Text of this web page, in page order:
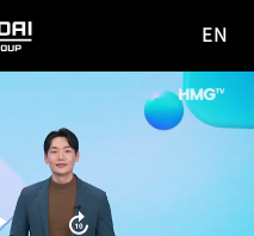
사이
이동
EN